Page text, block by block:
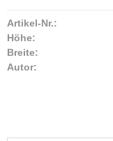
Artikel-Nr.:
Höhe:
Breite:
Autor: